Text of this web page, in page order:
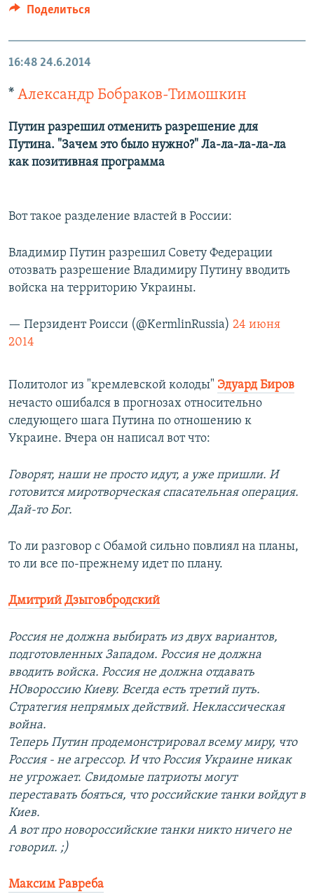
Поделиться
16:48 24.6.2014
* Александр Бобраков-Тимошкин
Путин разрешил отменить разрешение для
Путина. "Зачем это было нужно?" Ла-ла-ла-ла-ла
как позитивная программа
Вот такое разделение властей в России:
Владимир Путин разрешил Совету Федерации
отозвать разрешение Владимиру Путину вводить
войска на территорию Украины.
— Пeрзидент Роисси (@KermlinRussia) 24 июня
2014
Политолог из "кремлевской колоды" Эдуард Биров
нечасто ошибался в прогнозах относительно
следующего шага Путина по отношению к
Украине. Вчера он написал вот что:
Говорят, наши не просто идут, а уже пришли. И
готовится миротворческая спасательная операция.
Дай-то Бог.
То ли разговор с Обамой сильно повлиял на планы,
то ли все по-прежнему идет по плану.
Дмитрий Дзыговбродский
Россия не должна выбирать из двух вариантов,
подготовленных Западом. Россия не должна
вводить войска. Россия не должна отдавать
НОвороссию Киеву. Всегда есть третий путь.
Cтратегия непрямых действий. Неклассическая
война.
Теперь Путин продемонстрировал всему миру, что
Россия - не агрессор. И что Россия Украине никак
не угрожает. Свидомые патриоты могут
переставать бояться, что российские танки войдут в
Киев.
А вот про новороссийские танки никто ничего не
говорил. ;)
Максим Равреба